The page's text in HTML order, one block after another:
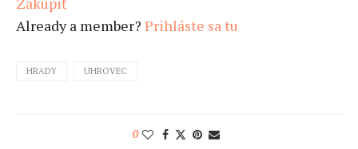
Already a member? Prihláste sa tu
HRADY UHROVEC
0